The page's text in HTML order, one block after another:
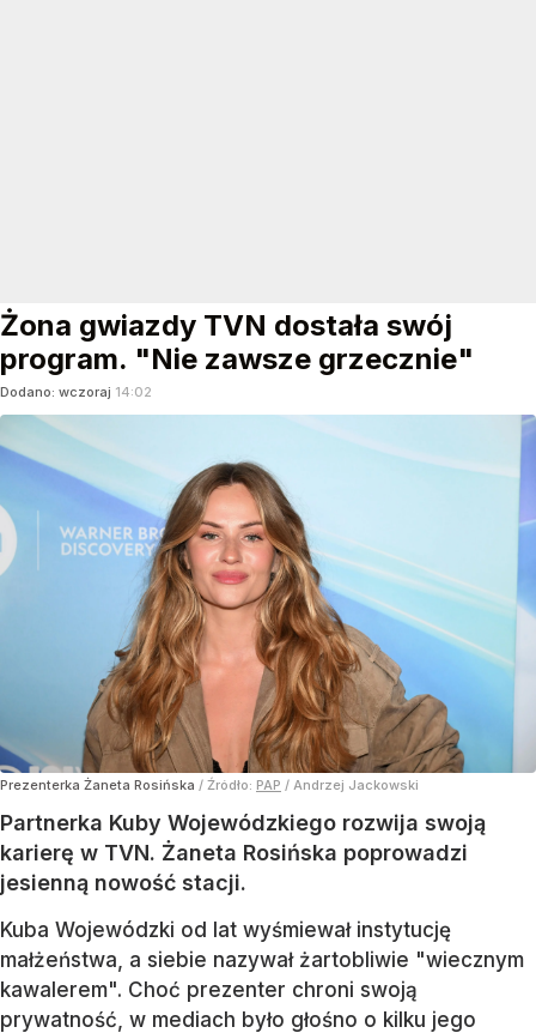
Żona gwiazdy TVN dostała swój
program. "Nie zawsze grzecznie"
Dodano: wczoraj 14:02
Prezenterka Żaneta Rosińska / Źródło: PAP / Andrzej Jackowski
Partnerka Kuby Wojewódzkiego rozwija swoją
karierę w TVN. Żaneta Rosińska poprowadzi
jesienną nowość stacji.
Kuba Wojewódzki od lat wyśmiewał instytucję
małżeństwa, a siebie nazywał żartobliwie "wiecznym
kawalerem". Choć prezenter chroni swoją
prywatność, w mediach było głośno o kilku jego